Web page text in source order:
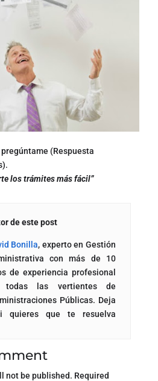
(Respuesta
los trámites más fácil”
de este post
Bonilla, experto en Gestión
con más de 10
de experiencia profesional
todas las vertientes de
Públicas. Deja
quieres que te resuelva
not be published. Required